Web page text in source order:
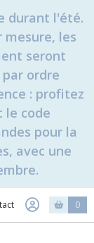
durant l'été.
les
seront
ordre
: profitez
le code
pour la
avec une
0